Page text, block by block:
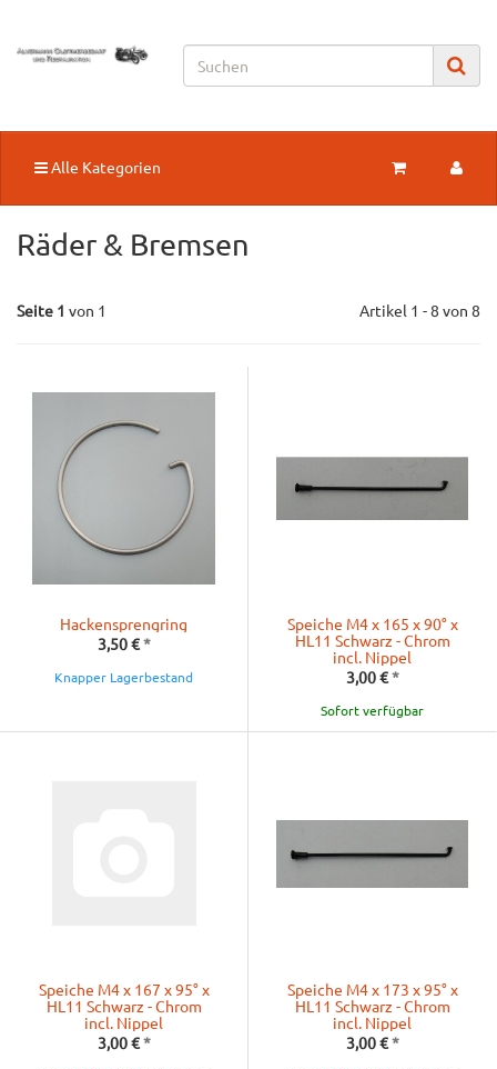
Alle Kategorien
Räder & Bremsen
Seite 1 von 1 Artikel 1 - 8 von 8
Hackensprengring
3,50 €*
Knapper Lagerbestand
Speiche M4 x 165 x 90° x
HL11 Schwarz - Chrom
incl. Nippel
3,00 €*
Sofort verfügbar
Speiche M4 x 167 x 95° x
HL11 Schwarz - Chrom
incl. Nippel
3,00 €*
Speiche M4 x 173 x 95° x
HL11 Schwarz - Chrom
incl. Nippel
3,00 €*